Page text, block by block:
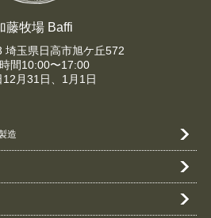
藤牧場 Baffi
埼玉県日高市旭ケ丘572
間10:00〜17:00
12月31日、1月1日
造